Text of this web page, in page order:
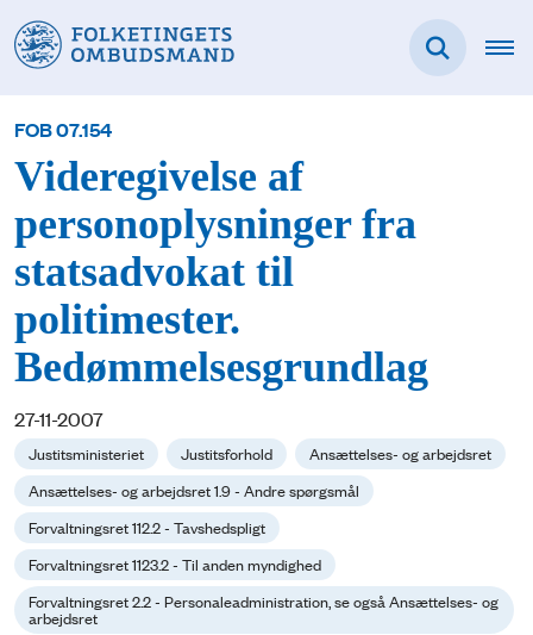
FOB 07.154
Videregivelse af
personoplysninger fra
statsadvokat til
politimester.
Bedømmelsesgrundlag
27-11-2007
Justitsministeriet Justitsforhold
Ansættelses- og arbejdsret
Ansættelses- og arbejdsret 1.9 - Andre spørgsmål
Forvaltningsret 112.2 - Tavshedspligt
Forvaltningsret 1123.2 - Til anden myndighed
Forvaltningsret 2.2 - Personaleadministration, se også Ansættelses- og
arbejdsret